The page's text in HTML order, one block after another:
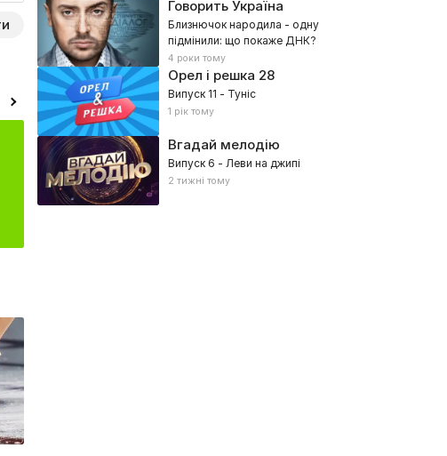
Говорить Україна
Близнючок народила - одну
підмінили: що покаже ДНК?
4 роки тому
Орел і решка 28
Випуск 11 - Туніс
1 рік тому
Вгадай мелодію
Випуск 6 - Леви на джипі
2 тижні тому